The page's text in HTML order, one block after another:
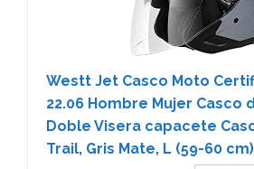
Westt Jet Casco Moto
22.06 Hombre Mujer Casco
Doble Visera capacete
Trail, Gris Mate, L (59-60 cm)